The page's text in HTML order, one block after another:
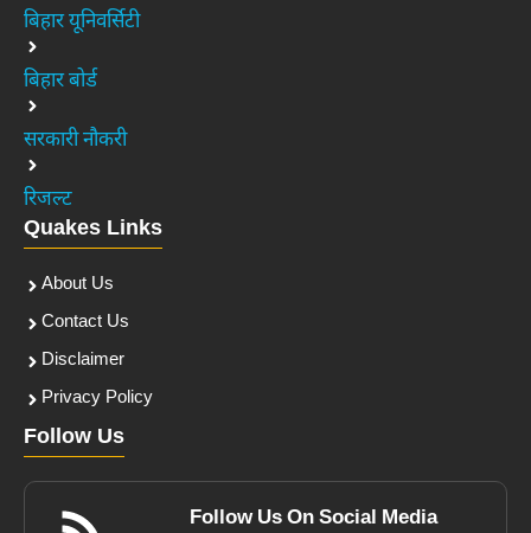
बिहार यूनिवर्सिटी
बिहार बोर्ड
सरकारी नौकरी
रिजल्ट
Quakes Links
About Us
Contact Us
Disclaimer
Privacy Policy
Follow Us
Follow Us On Social Media